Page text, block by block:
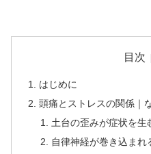
目次
はじめに
頭痛とストレスの関係｜
土台の歪みが症状を生
自律神経が巻き込まれ